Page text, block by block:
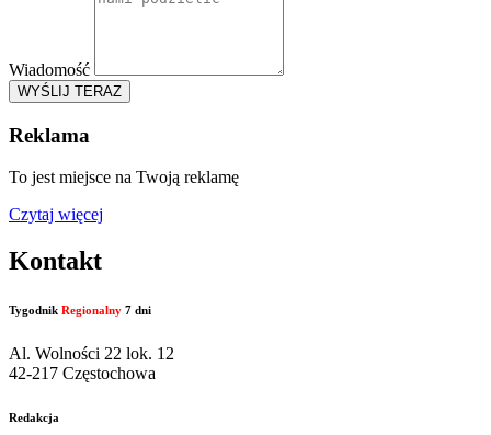
Wiadomość
WYŚLIJ TERAZ
Reklama
To jest miejsce na Twoją reklamę
Czytaj więcej
Kontakt
Tygodnik Regionalny 7 dni
Al. Wolności 22 lok. 12
42-217 Częstochowa
Redakcja